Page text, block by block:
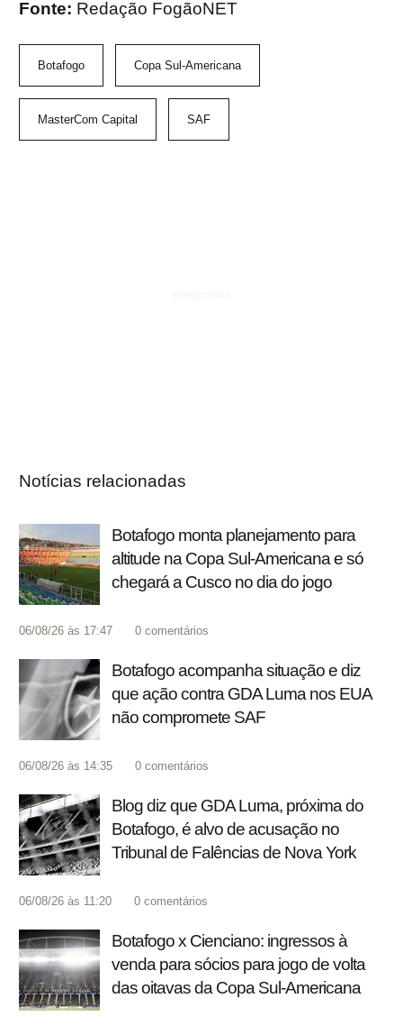
Fonte: Redação FogãoNET
Botafogo Copa Sul-Americana
MasterCom Capital SAF
Notícias relacionadas
Botafogo monta planejamento para
altitude na Copa Sul-Americana e só
chegará a Cusco no dia do jogo
06/08/26 às 17:47 0 comentários
Botafogo acompanha situação e diz
que ação contra GDA Luma nos EUA
não compromete SAF
06/08/26 às 14:35 0 comentários
Blog diz que GDA Luma, próxima do
Botafogo, é alvo de acusação no
Tribunal de Falências de Nova York
06/08/26 às 11:20 0 comentários
Botafogo x Cienciano: ingressos à
venda para sócios para jogo de volta
das oitavas da Copa Sul-Americana